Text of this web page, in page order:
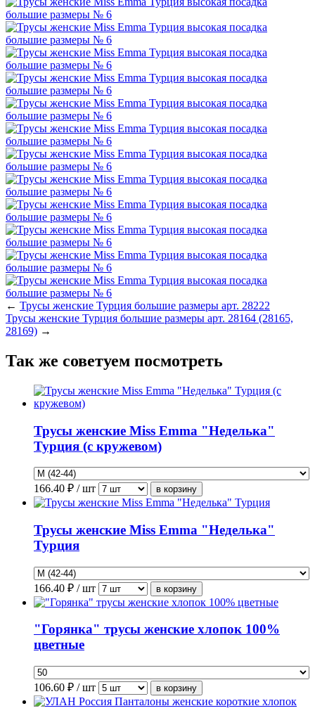
← Трусы женские Турция большие размеры арт. 28222
Трусы женские Турция большие размеры арт. 28164 (28165,
28169) →
Так же советуем посмотреть
Трусы женские Miss Emma "Неделька"
Турция (с кружевом)
166.40 ₽ / шт
Трусы женские Miss Emma "Неделька"
Турция
166.40 ₽ / шт
"Горянка" трусы женские хлопок 100%
цветные
106.60 ₽ / шт